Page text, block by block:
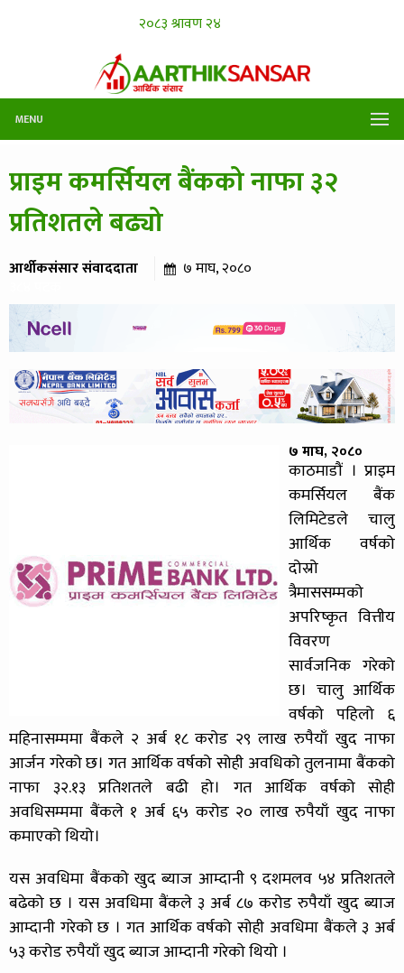
MENU
प्राइम कमर्सियल बैंकको नाफा ३२
प्रतिशतले बढ्यो
आर्थीकसंसार संवाददाता ७ माघ, २०८०
७ माघ, २०८०
काठमाडौं । प्राइम
कमर्सियल बैंक
लिमिटेडले चालु
आर्थिक वर्षको
दोस्रो
त्रैमाससम्मको
अपरिष्कृत वित्तीय
विवरण
सार्वजनिक गरेको
छ। चालु आर्थिक
वर्षको पहिलो ६
महिनासम्ममा बैंकले २ अर्ब १८ करोड २९ लाख रुपैयाँ खुद नाफा
आर्जन गरेको छ। गत आर्थिक वर्षको सोही अवधिको तुलनामा बैंकको
नाफा ३२.१३ प्रतिशतले बढी हो। गत आर्थिक वर्षको सोही
अवधिसम्ममा बैंकले १ अर्ब ६५ करोड २० लाख रुपैयाँ खुद नाफा
कमाएको थियो।
यस अवधिमा बैंकको खुद ब्याज आम्दानी ९ दशमलव ५४ प्रतिशतले
बढेको छ । यस अवधिमा बैंकले ३ अर्ब ८७ करोड रुपैयाँ खुद ब्याज
आम्दानी गरेको छ । गत आर्थिक वर्षको सोही अवधिमा बैंकले ३ अर्ब
५३ करोड रुपैयाँ खुद ब्याज आम्दानी गरेको थियो ।